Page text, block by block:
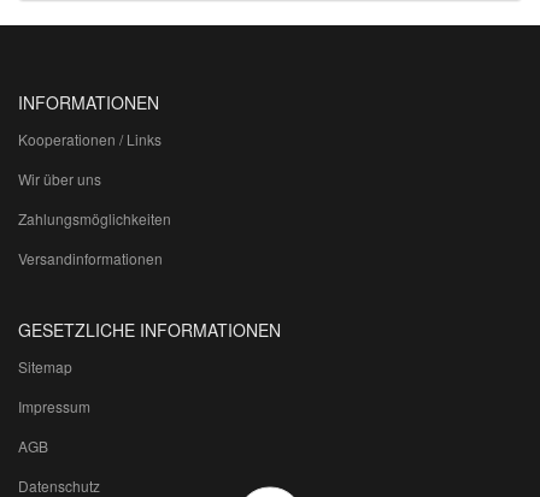
INFORMATIONEN
Kooperationen / Links
Wir über uns
Zahlungsmöglichkeiten
Versandinformationen
GESETZLICHE INFORMATIONEN
Sitemap
Impressum
AGB
Datenschutz